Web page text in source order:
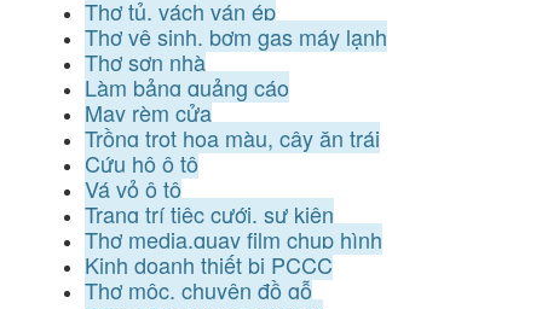
Thợ tủ, vách ván ép
Thợ vệ sinh, bơm gas máy lạnh
Thợ sơn nhà
Làm bảng quảng cáo
May rèm cửa
Trồng trọt hoa màu, cây ăn trái
Cứu hộ ô tô
Vá vỏ ô tô
Trang trí tiệc cưới, sự kiện
Thợ media,quay film chụp hình
Kinh doanh thiết bị PCCC
Thợ mộc, chuyên đồ gỗ